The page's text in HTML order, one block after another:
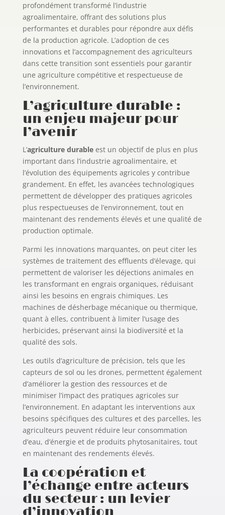
profondément transformé l’industrie
agroalimentaire, offrant des solutions plus
performantes et durables pour répondre aux défis
de la production agricole. L’adoption de ces
innovations et l’accompagnement des agriculteurs
dans cette transition sont essentiels pour garantir
une agriculture compétitive et respectueuse de
l’environnement.
L’agriculture durable :
un enjeu majeur pour
l’avenir
L’agriculture durableest un objectif de plus en plus
important dans l’industrie agroalimentaire, et
l’évolution des équipements agricoles y contribue
grandement. En effet, les avancées technologiques
permettent de développer des pratiques agricoles
plus respectueuses de l’environnement, tout en
maintenant des rendements élevés et une qualité de
production optimale.
Parmi les innovations marquantes, on peut citer les
systèmes de traitement des effluents d’élevage, qui
permettent de valoriser les déjections animales en
les transformant en engrais organiques, réduisant
ainsi les besoins en engrais chimiques. Les
machines de désherbage mécanique ou thermique,
quant à elles, contribuent à limiter l’usage des
herbicides, préservant ainsi la biodiversité et la
qualité des sols.
Les outils d’agriculture de précision, tels que les
capteurs de sol ou les drones, permettent également
d’améliorer la gestion des ressources et de
minimiser l’impact des pratiques agricoles sur
l’environnement. En adaptant les interventions aux
besoins spécifiques des cultures et des parcelles, les
agriculteurs peuvent réduire leur consommation
d’eau, d’énergie et de produits phytosanitaires, tout
en maintenant des rendements élevés.
La coopération et
l’échange entre acteurs
du secteur : un levier
d’innovation